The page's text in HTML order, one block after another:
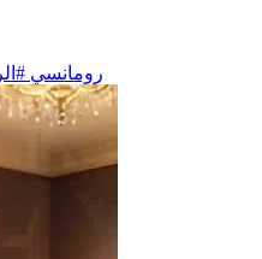
#رومانسي